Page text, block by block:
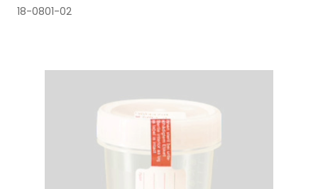
18-0801-02